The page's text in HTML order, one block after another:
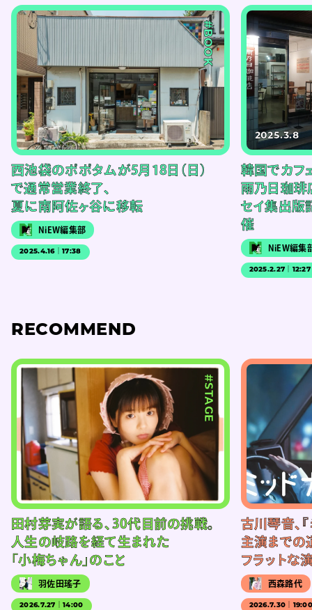
#BOOK
西池袋のポポタムが5月18日（日）
で通常営業終了、
夏に南阿佐ヶ谷に移転
NiEW編集部
2025.4.16｜17:38
2025.3.8
韓国でカフ
雨乃日珈琲
セイ集出版
催
NiEW編集
2025.2.27｜12:27
RECOMMEND
#STAGE
田村芽実が語る、30代目前の挑戦。
人生の岐路を経て生まれた
「小梅ちゃん」のこと
羽佐田瑤子
2026.7.27｜14:00
古川琴音、
主演までの
フラットな
西森路代
2026.7.30｜